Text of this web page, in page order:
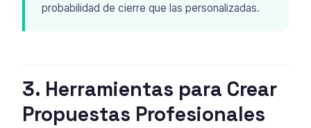
probabilidad de cierre que las personalizadas.
3. Herramientas para Crear
Propuestas Profesionales